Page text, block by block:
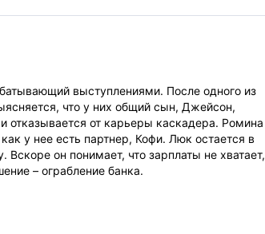
выступлениями. После одного из
что у них общий сын, Джейсон,
отказывается от карьеры каскадера. Ромина
у нее есть партнер, Кофи. Люк остается в
он понимает, что зарплаты не хватает,
– ограбление банка.